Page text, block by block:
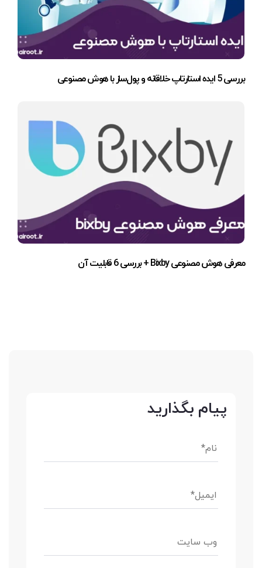
بررسی 5 ایده استارتاپ خلاقانه و پول‌ساز با هوش مصنوعی
معرفی هوش مصنوعی Bixby + بررسی 6 قابلیت آن
پیام بگذارید